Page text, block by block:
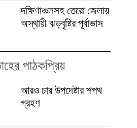
দক্ষিণাঞ্চলসহ তেরো জেলায়
অস্থায়ী ঝড়বৃষ্টির পূর্বাভাস
পাঠকপ্রিয়
আরও চার উপদেষ্টার শপথ
গ্রহণ